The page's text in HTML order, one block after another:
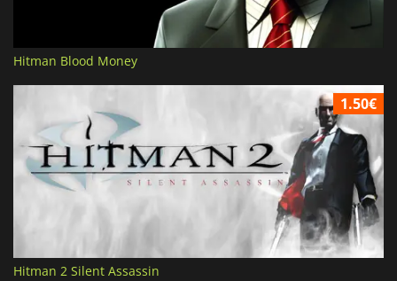
Hitman Blood Money
1.50€
Hitman 2 Silent Assassin